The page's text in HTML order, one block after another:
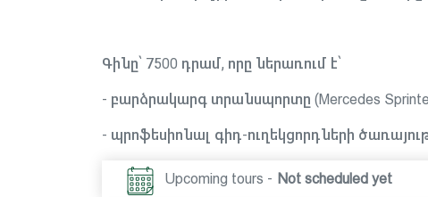
Գինը՝ 7500 դրամ, որը ներառում է՝
- բարձրակարգ տրանսպորտը (Mercedes
- պրոֆեսիոնալ գիդ-ուղեկցորդների
Upcoming tours - Not scheduled yet